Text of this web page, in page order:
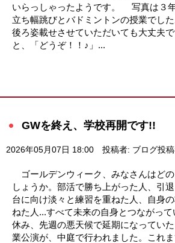
いらっしゃったようです。 写真は３年
立ち幅跳びとバドミントンの授業でし
後ろ姿載せさせていただいても大丈夫
と、「どうぞ！！♪」...
GWを終え、学校再開です!!
2026年05月07日 18:00 投稿者: ブログ投
ゴールデンウィーク、みなさんはど
しょうか。部活で勝ち上がった人、引
台に向け淡々と練習を重ねた人、自身
ねた人...すべて未来の自身とつながっ
休み、先週の悪天候で延期になってい
業公演が、中庭で行われました。これ